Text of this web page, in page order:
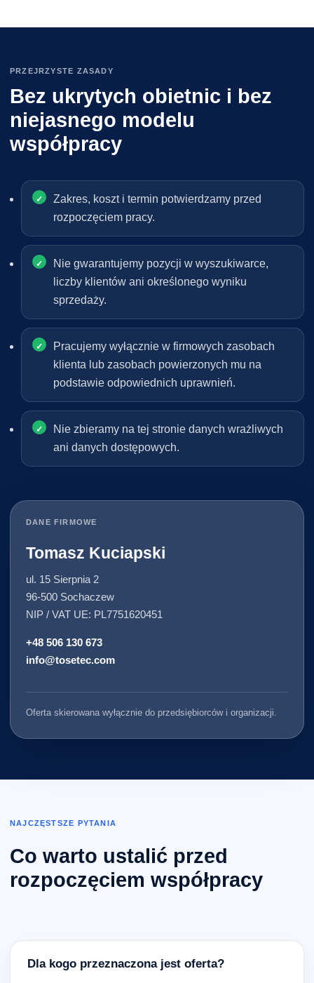
PRZEJRZYSTE ZASADY
Bez ukrytych obietnic i bez
niejasnego modelu
współpracy
Zakres, koszt i termin potwierdzamy przed
rozpoczęciem pracy.
Nie gwarantujemy pozycji w wyszukiwarce,
liczby klientów ani określonego wyniku
sprzedaży.
Pracujemy wyłącznie w firmowych zasobach
klienta lub zasobach powierzonych mu na
podstawie odpowiednich uprawnień.
Nie zbieramy na tej stronie danych wrażliwych
ani danych dostępowych.
DANE FIRMOWE
Tomasz Kuciapski
ul. 15 Sierpnia 2
96-500 Sochaczew
NIP / VAT UE: PL7751620451
+48 506 130 673
info@tosetec.com
Oferta skierowana wyłącznie do przedsiębiorców i organizacji.
NAJCZĘSTSZE PYTANIA
Co warto ustalić przed
rozpoczęciem współpracy
Dla kogo przeznaczona jest oferta?